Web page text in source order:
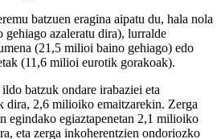
batzuen eragina aipatu du, hala nola
azaleratu dira), lurralde
(21,5 milioi baino gehiago) edo
(11,6 milioi eurotik gorakoak).
batzuk ondare irabaziei eta
dira, 2,6 milioiko emaitzarekin. Zerga
egindako egiaztapenetan 2,1 milioiko
eta zerga inkoherentzien ondoriozko